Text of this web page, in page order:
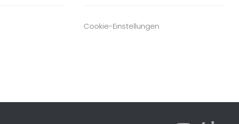
Cookie-Einstellungen